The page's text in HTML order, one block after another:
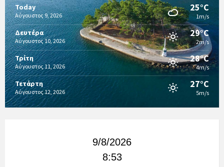
Today
Αύγουστος 9, 2026
25°C
1m/s
Δευτέρα
Αύγουστος 10, 2026
29°C
2m/s
Τρίτη
Αύγουστος 11, 2026
28°C
4m/s
Τετάρτη
Αύγουστος 12, 2026
27°C
5m/s
9/8/2026
8:53